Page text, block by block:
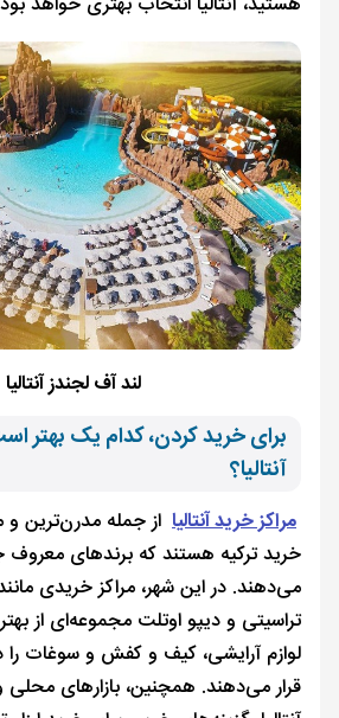
لند آف لجندز آنتالیا
برای خرید کردن، کدام یک بهتر
آنتالیا؟
مراکز خرید آنتالیا از جمله مدرن‌ترین و
خرید ترکیه هستند که برندهای معروف
می‌دهند. در این شهر، مراکز خریدی مانند
تراسیتی و دیپو اوتلت مجموعه‌ای از
لوازم آرایشی، کیف و کفش و سوغات را
قرار می‌دهند. همچنین، بازارهای محلی